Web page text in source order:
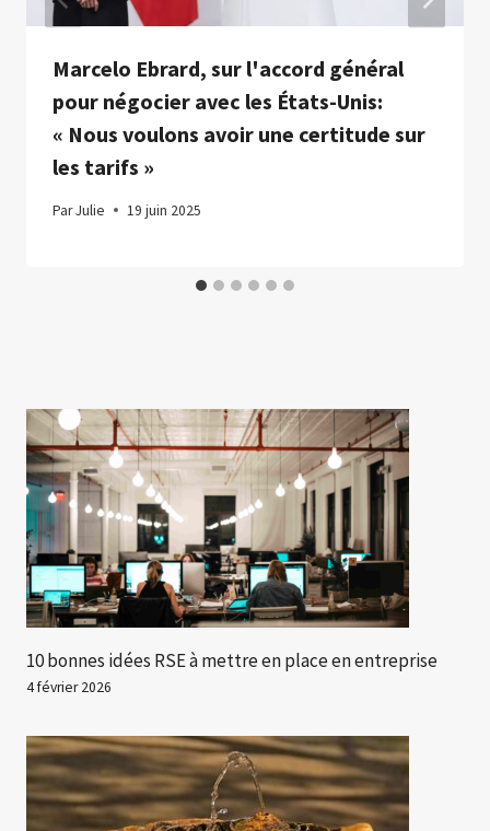
Marcelo Ebrard, sur l'accord général
pour négocier avec les États-Unis:
« Nous voulons avoir une certitude sur
les tarifs »
ParJulie 19 juin 2025
10 bonnes idées RSE à mettre en place en entreprise
4 février 2026